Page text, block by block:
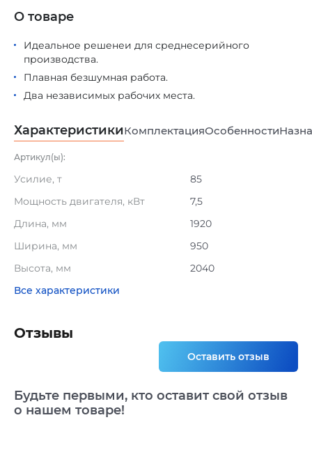
Идеальное решенеи для среднесерийного
производства.
Плавная безшумная работа.
Два независимых рабочих места.
О товаре
ХарактеристикиКомплектацияОсобенности
Артикул(ы):
Усилие, т
85
Мощность двигателя, кВт
7,5
Длина, мм
1920
Ширина, мм
950
Высота, мм
2040
Все характеристики
Отзывы
Оставить отзыв
Будьте первыми, кто оставит свой отзыв
о нашем товаре!